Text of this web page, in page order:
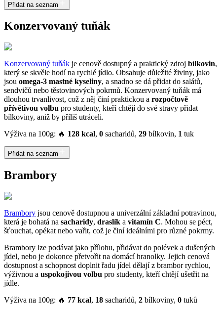
Přidat na seznam
Konzervovaný tuňák
Konzervovaný tuňák je cenově dostupný a praktický zdroj bílkovin,
který se skvěle hodí na rychlé jídlo. Obsahuje důležité živiny, jako
jsou omega-3 mastné kyseliny, a snadno se dá přidat do salátů,
sendvičů nebo těstovinových pokrmů. Konzervovaný tuňák má
dlouhou trvanlivost, což z něj činí praktickou a rozpočtově
přívětivou volbu pro studenty, kteří chtějí do své stravy přidat
bílkoviny, aniž by příliš utráceli.
Výživa na 100g: 🔥 128 kcal, 0 sacharidů, 29 bílkovin, 1 tuk
Přidat na seznam
Brambory
Brambory jsou cenově dostupnou a univerzální základní potravinou,
která je bohatá na sacharidy, draslík a vitamín C. Mohou se péct,
šťouchat, opékat nebo vařit, což je činí ideálními pro různé pokrmy.
Brambory lze podávat jako přílohu, přidávat do polévek a dušených
jídel, nebo je dokonce přetvořit na domácí hranolky. Jejich cenová
dostupnost a schopnost doplnit řadu jídel dělají z brambor rychlou,
výživnou a uspokojivou volbu pro studenty, kteří chtějí ušetřit na
jídle.
Výživa na 100g: 🔥 77 kcal, 18 sacharidů, 2 bílkoviny, 0 tuků